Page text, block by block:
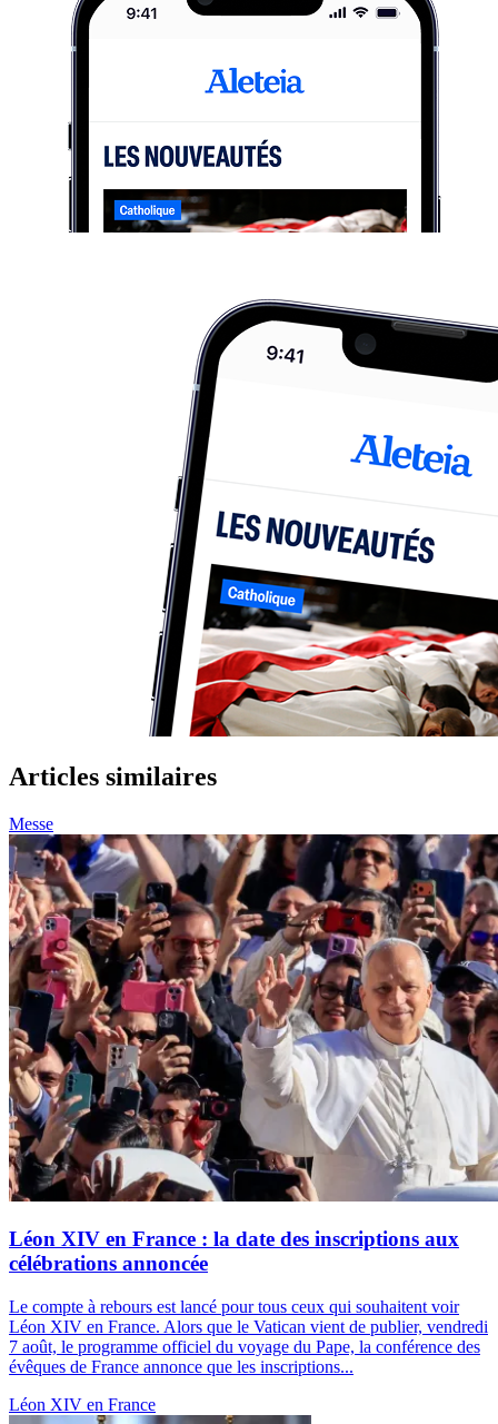
Articles similaires
Messe
Léon XIV en France : la date des inscriptions aux
célébrations annoncée
Le compte à rebours est lancé pour tous ceux qui souhaitent voir
Léon XIV en France. Alors que le Vatican vient de publier, vendredi
7 août, le programme officiel du voyage du Pape, la conférence des
évêques de France annonce que les inscriptions...
Léon XIV en France